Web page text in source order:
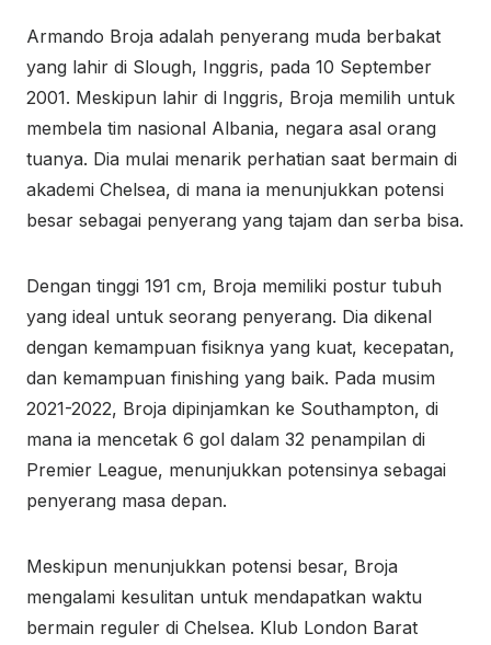
Armando Broja adalah penyerang muda berbakat
yang lahir di Slough, Inggris, pada 10 September
2001. Meskipun lahir di Inggris, Broja memilih untuk
membela tim nasional Albania, negara asal orang
tuanya. Dia mulai menarik perhatian saat bermain di
akademi Chelsea, di mana ia menunjukkan potensi
besar sebagai penyerang yang tajam dan serba bisa.
Dengan tinggi 191 cm, Broja memiliki postur tubuh
yang ideal untuk seorang penyerang. Dia dikenal
dengan kemampuan fisiknya yang kuat, kecepatan,
dan kemampuan finishing yang baik. Pada musim
2021-2022, Broja dipinjamkan ke Southampton, di
mana ia mencetak 6 gol dalam 32 penampilan di
Premier League, menunjukkan potensinya sebagai
penyerang masa depan.
Meskipun menunjukkan potensi besar, Broja
mengalami kesulitan untuk mendapatkan waktu
bermain reguler di Chelsea. Klub London Barat